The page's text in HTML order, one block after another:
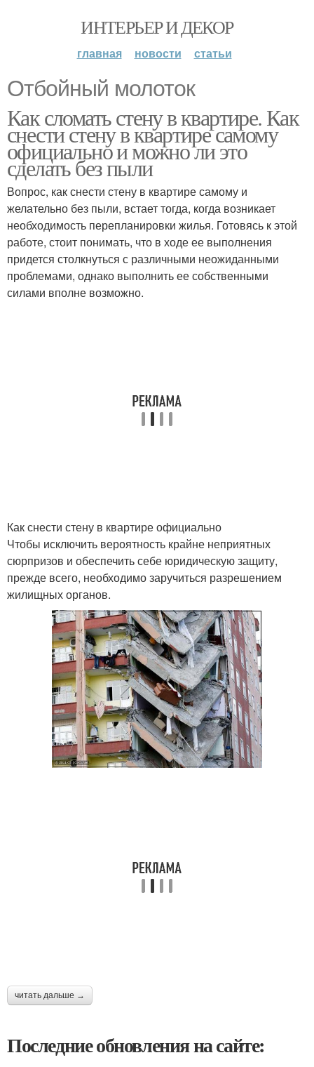
ИНТЕРЬЕР И ДЕКОР
главная новости статьи
Отбойный молоток
Как сломать стену в квартире. Как
снести стену в квартире самому
официально и можно ли это
сделать без пыли
Вопрос, как снести стену в квартире самому и
желательно без пыли, встает тогда, когда возникает
необходимость перепланировки жилья. Готовясь к этой
работе, стоит понимать, что в ходе ее выполнения
придется столкнуться с различными неожиданными
проблемами, однако выполнить ее собственными
силами вполне возможно.
Как снести стену в квартире официально
Чтобы исключить вероятность крайне неприятных
сюрпризов и обеспечить себе юридическую защиту,
прежде всего, необходимо заручиться разрешением
жилищных органов.
читать дальше →
Последние обновления на сайте: